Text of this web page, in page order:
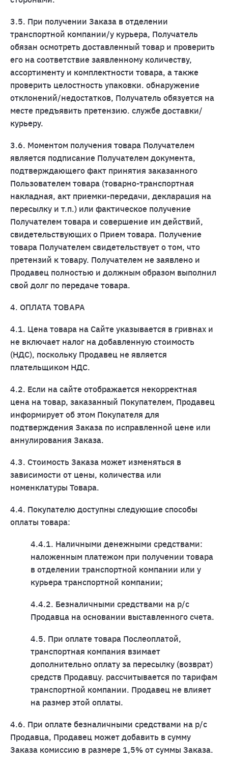
3.5. При получении Заказа в отделении
транспортной компании/у курьера, Получатель
обязан осмотреть доставленный товар и проверить
его на соответствие заявленному количеству,
ассортименту и комплектности товара, а также
проверить целостность упаковки. обнаружение
отклонений/недостатков, Получатель обязуется на
месте предъявить претензию. службе доставки/
курьеру.
3.6. Моментом получения товара Получателем
является подписание Получателем документа,
подтверждающего факт принятия заказанного
Пользователем товара (товарно-транспортная
накладная, акт приемки-передачи, декларация на
пересылку и т.п.) или фактическое получение
Получателем товара и совершение им действий,
свидетельствующих о Прием товара. Получение
товара Получателем свидетельствует о том, что
претензий к товару. Получателем не заявлено и
Продавец полностью и должным образом выполнил
свой долг по передаче товара.
4. ОПЛАТА ТОВАРА
4.1. Цена товара на Сайте указывается в гривнах и
не включает налог на добавленную стоимость
(НДС), поскольку Продавец не является
плательщиком НДС.
4.2. Если на сайте отображается некорректная
цена на товар, заказанный Покупателем, Продавец
информирует об этом Покупателя для
подтверждения Заказа по исправленной цене или
аннулирования Заказа.
4.3. Стоимость Заказа может изменяться в
зависимости от цены, количества или
номенклатуры Товара.
4.4. Покупателю доступны следующие способы
оплаты товара:
4.4.1. Наличными денежными средствами:
наложенным платежом при получении товара
в отделении транспортной компании или у
курьера транспортной компании;
4.4.2. Безналичными средствами на р/с
Продавца на основании выставленного счета.
4.5. При оплате товара Послеоплатой,
транспортная компания взимает
дополнительно оплату за пересылку (возврат)
средств Продавцу. рассчитывается по тарифам
транспортной компании. Продавец не влияет
на размер этой оплаты.
4.6. При оплате безналичными средствами на р/с
Продавца, Продавец может добавить в сумму
Заказа комиссию в размере 1,5% от суммы Заказа.